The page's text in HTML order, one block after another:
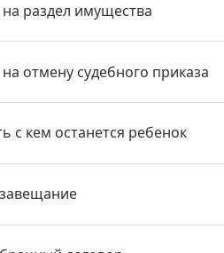
раздел имущества
отмену судебного приказа
с кем останется ребенок